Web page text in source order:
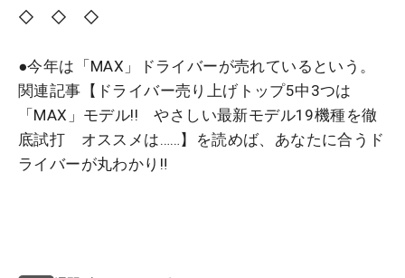
◇ ◇ ◇
●今年は「MAX」ドライバーが売れているという。
関連記事【ドライバー売り上げトップ5中3つは
「MAX」モデル!! やさしい最新モデル19機種を徹
底試打 オススメは……】を読めば、あなたに合うド
ライバーが丸わかり‼